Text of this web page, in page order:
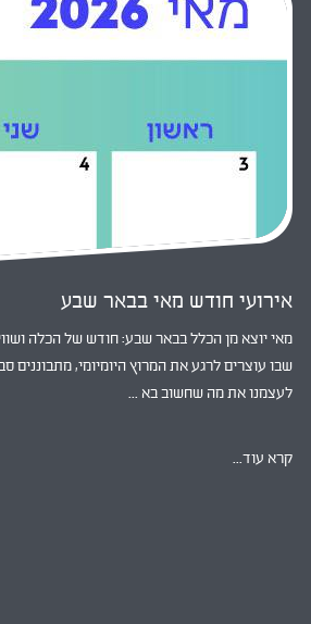
אירועי חודש מאי בבאר שבע
מאי יוצא מן הכלל בבאר שבע: חודש של הכלה
שבו עוצרים לרגע את המרוץ היומיומי, מתבוננים
לעצמנו את מה שחשוב בא ...
קרא עוד...